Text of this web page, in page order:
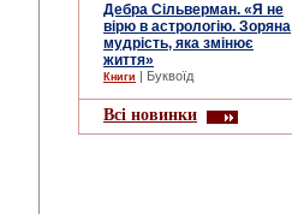
Дебра Сільверман. «Я не
вірю в астрологію. Зоряна
мудрість, яка змінює
життя»
Книги | Буквоїд
Всі новинки